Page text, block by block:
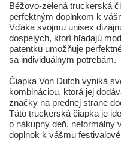
Béžovo-zelená truckerská
perfektným doplnkom k
Vďaka svojmu unisex
dospelých, ktorí hľadajú
patentku umožňuje
sa individuálnym potrebám.
Čiapka Von Dutch vyniká
kombináciou, ktorá jej
značky na prednej strane
Táto truckerská čiapka je
o nákupný deň, neformálny
doplnok k vášmu